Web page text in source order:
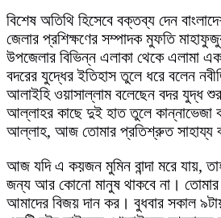
বিশেষ অতিথি হিসেবে বক্তব্য দেন
জেলার প্রশিক্ষণের সম্পাদক মুফতি
উপজেলার বিভিন্ন এলাকা থেকে এলামা
বদরের যুদ্ধের ইতিহাস তুলে ধরে বলেন
আলাইহি ওয়াসাল্লাম বলেছেন বদর যুদ্ধ
আল্লাহর কাছে দুই হাত তুলে কান্নাভেজা
আল্লাহ, আজ তোমার প্রতিশ্রুত সাহায্য
আজ যদি এ কয়জন মুমিন বান্দা মরে যায়,
জন্য আর কোনো মানুষ থাকবে না। তোমার
আমাদের বিজয় দান কর। বুধবার সকাল